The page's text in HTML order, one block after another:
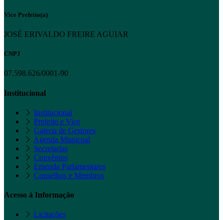
Vice Prefeito(a)
JOSÉ ERIVALDO FREIRE AGUIAR
CNPJ
07.598.626/0001-90
Institucional
Institucional
Prefeito e Vice
Galeria de Gestores
Agenda Municpal
Secretarias
Convênios
Emenda Parlamentares
Conselhos e Membros
Acesso à Informação
Licitações